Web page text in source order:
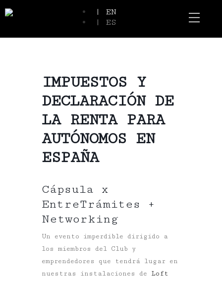
| EN
| ES
IMPUESTOS Y
DECLARACIÓN DE
LA RENTA PARA
AUTÓNOMOS EN
ESPAÑA
Cápsula x
EntreTrámites +
Networking
Un evento imperdible dirigido a
los miembros del Club y
emprendedores que tendrá lugar en
nuestras instalaciones de Loft